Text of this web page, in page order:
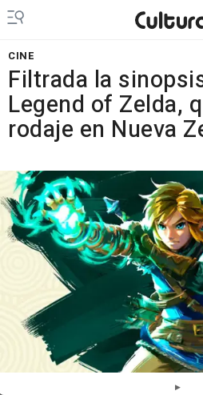
CINE
Filtrada la
Legend of Zelda,
rodaje en Nueva